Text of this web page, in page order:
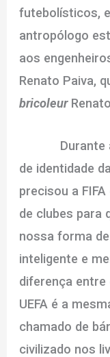
futebolísticos,
antropólogo
aos
Renato Paiva,
bricoleur
Durante a –
de identidade
precisou a
de clubes para
nossa forma
inteligente e
diferença entre
UEFA é a
chamado de
civilizado nos